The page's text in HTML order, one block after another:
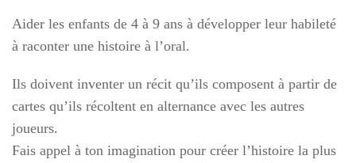
Aider les enfants de 4 à 9 ans à développer leur habileté
à raconter une histoire à l’oral.
Ils doivent inventer un récit qu’ils composent à partir de
cartes qu’ils récoltent en alternance avec les autres
joueurs.
Fais appel à ton imagination pour créer l’histoire la plus